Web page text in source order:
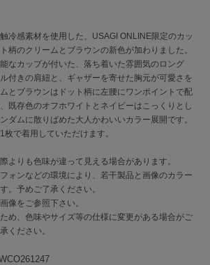
冷感素材を使用した、USAGI ONLINE限定のカッ
柄のクリームとブラウンの新色が加わりました。
なカップが付いた、落ち着いた雰囲気のロング
付きの肩紐と、ギャザーを寄せた胸元が可愛さを
とブラウンはドット柄に左腰にワンポイントで配
既存色のオフホワイトとネイビーはこっくりとし
ダムに散りばめた大人かわいいカラー展開です。
で着用していただけます。
よりも色味が違って見える場合があります。
ォンなどの環境により、若干製品と画像のカラー
。予めご了承ください。
像をご参照下さい。
め、色味やサイズ等の仕様に変更がある場合がご
ください。